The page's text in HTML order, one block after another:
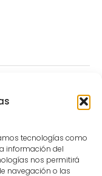
tecnologías como
información del
nos permitirá
navegación o las
de
del